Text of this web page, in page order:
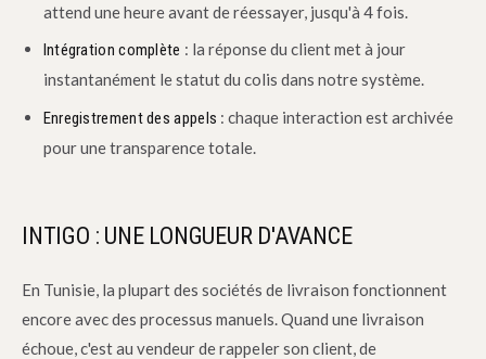
attend une heure avant de réessayer, jusqu'à 4 fois.
Intégration complète : la réponse du client met à jour
instantanément le statut du colis dans notre système.
Enregistrement des appels : chaque interaction est archivée
pour une transparence totale.
INTIGO : UNE LONGUEUR D'AVANCE
En Tunisie, la plupart des sociétés de livraison fonctionnent
encore avec des processus manuels. Quand une livraison
échoue, c'est au vendeur de rappeler son client, de